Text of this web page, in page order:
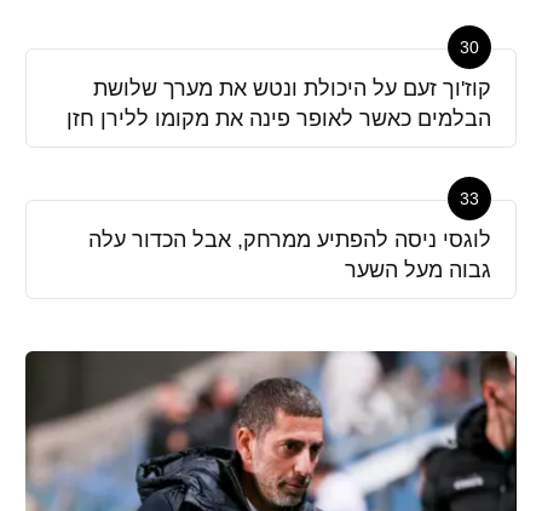
30
קוז'וך זעם על היכולת ונטש את מערך שלושת
הבלמים כאשר לאופר פינה את מקומו ללירן חזן
33
לוגסי ניסה להפתיע ממרחק, אבל הכדור עלה
גבוה מעל השער